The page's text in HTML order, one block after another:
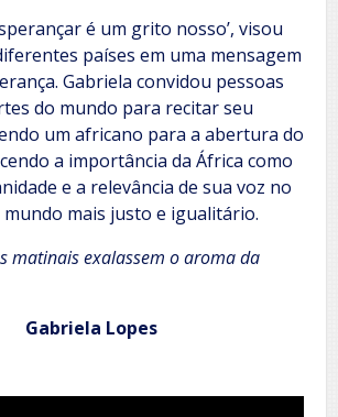
é um grito nosso’, visou
países em uma mensagem
Gabriela convidou pessoas
do mundo para recitar seu
um africano para a abertura do
a importância da África como
e a relevância de sua voz no
mais justo e igualitário.
matinais exalassem o aroma da
Gabriela Lopes